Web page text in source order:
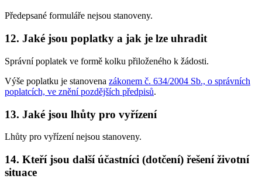
Předepsané formuláře nejsou stanoveny.
12. Jaké jsou poplatky a jak je lze uhradit
Správní poplatek ve formě kolku přiloženého k žádosti.
Výše poplatku je stanovena zákonem č. 634/2004 Sb., o správních
poplatcích, ve znění pozdějších předpisů.
13. Jaké jsou lhůty pro vyřízení
Lhůty pro vyřízení nejsou stanoveny.
14. Kteří jsou další účastníci (dotčení) řešení životní
situace